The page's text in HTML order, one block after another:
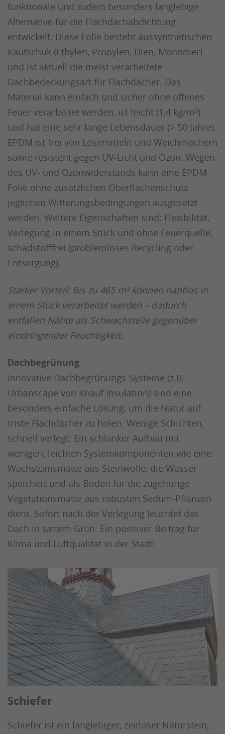
funktionale und zudem besonders langlebige
Alternative für die Flachdachabdichtung
entwickelt. Diese Folie besteht aussynthetischen
Kautschuk (Ethylen, Propylen, Dien, Monomer)
und ist aktuell die meist verarbeitete
Dachbedeckungsart für Flachdächer. Das
Material kann einfach und sicher ohne offenes
Feuer verarbeitet werden, ist leicht (1,4 kg/m²)
und hat eine sehr lange Lebensdauer (> 50 Jahre).
EPDM ist frei von Lösemitteln und Weichmachern
sowie resistent gegen UV-Licht und Ozon. Wegen
des UV- und Ozonwiderstands kann eine EPDM
Folie ohne zusätzlichen Oberflächenschutz
jeglichen Witterungsbedingungen ausgesetzt
werden. Weitere Eigenschaften sind: Flexibilität,
Verlegung in einem Stück und ohne Feuerquelle,
schadstofffrei (problemloses Recycling oder
Entsorgung).
Starker Vorteil: Bis zu 465 m² können nahtlos in
einem Stück verarbeitet werden – dadurch
entfallen Nähte als Schwachstelle gegenüber
eindringender Feuchtigkeit.
Dachbegrünung
Innovative Dachbegrünungs-Systeme (z.B.
Urbanscape von Knauf Insulation) sind eine
besonders einfache Lösung, um die Natur auf
triste Flachdächer zu holen. Wenige Schichten,
schnell verlegt: Ein schlanker Aufbau mit
wenigen, leichten Systemkomponenten wie eine
Wachstumsmatte aus Steinwolle, die Wasser
speichert und als Boden für die zugehörige
Vegetationsmatte aus robusten Sedum-Pflanzen
dient. Sofort nach der Verlegung leuchtet das
Dach in sattem Grün. Ein positiver Beitrag für
Klima und Luftqualität in der Stadt!
Schiefer
Schiefer ist ein langlebiger, zeitloser Naturstein,